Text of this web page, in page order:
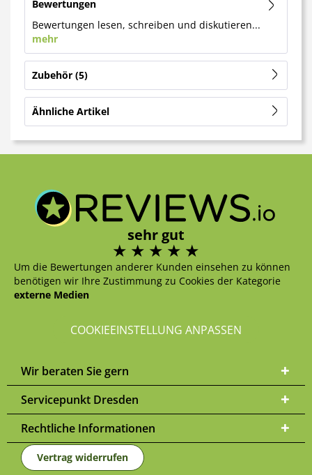
Bewertungen
Bewertungen lesen, schreiben und diskutieren...
mehr
Zubehör 5
Ähnliche Artikel
sehr gut
Um die Bewertungen anderer Kunden einsehen zu können
benötigen wir Ihre Zustimmung zu Cookies der Kategorie
externe Medien
COOKIEEINSTELLUNG ANPASSEN
Wir beraten Sie gern
Servicepunkt Dresden
Rechtliche Informationen
Vertrag widerrufen